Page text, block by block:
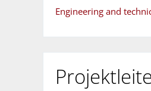
Engineering and